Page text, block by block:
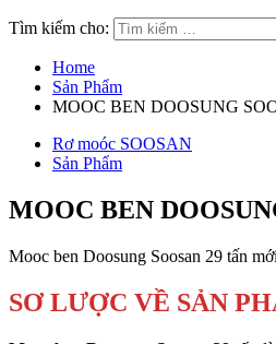
Tìm kiếm cho:
Home
Sản Phẩm
MOOC BEN DOOSUNG
Rơ moóc SOOSAN
Sản Phẩm
MOOC BEN
Mooc ben Doosung Soosan 29 tấn
SƠ LƯỢC VỀ SẢN